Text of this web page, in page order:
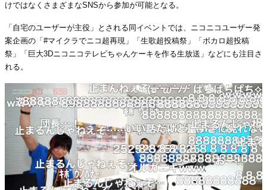
けではなくさまざまなSNSから参加が可能となる。
「自宅のユーザーが主役」とされる同イベントでは、ニコニコユーザー発
案企画の「#マイクラでニコ超再現」「生歌超投稿祭」「ボカロ超投稿
祭」「巨大3Dニコニコテレビちゃんケーキを作る生放送」などにも注目さ
れる。